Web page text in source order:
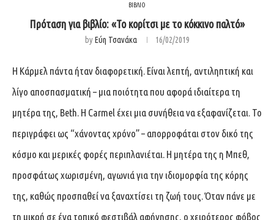
ΒΙΒΛΙΟ
Πρόταση για βιβλίο: «Το κορίτσι με το κόκκινο παλτό»
byΕύη Τσανάκα 16/02/2019
Η Κάρμελ πάντα ήταν διαφορετική. Είναι λεπτή, αντιληπτική και
λίγο αποσπασματική – μια ποιότητα που αφορά ιδιαίτερα τη
μητέρα της, Beth. Η Carmel έχει μια συνήθεια να εξαφανίζεται. Το
περιγράφει ως “χάνοντας χρόνο” – απορροφάται στον δικό της
κόσμο και μερικές φορές περιπλανιέται. Η μητέρα της η Μπεθ,
προσφάτως χωρισμένη, αγωνιά για την ιδιομορφία της κόρης
της, καθώς προσπαθεί να ξαναχτίσει τη ζωή τους. Όταν πάνε με
τη μικρή σε ένα τοπικό φεστιβάλ αφήγησης, ο χειρότερος φόβος